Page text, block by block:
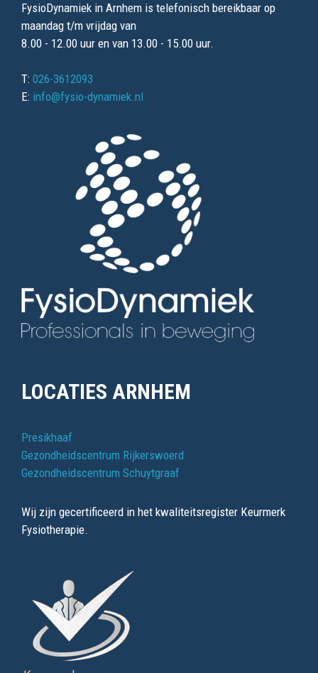
FysioDynamiek in Arnhem is telefonisch bereikbaar op
maandag t/m vrijdag van
8.00 - 12.00 uur en van 13.00 - 15.00 uur.
T: 026-3612093
E: info@fysio-dynamiek.nl
LOCATIES ARNHEM
Presikhaaf
Gezondheidscentrum Rijkerswoerd
Gezondheidscentrum Schuytgraaf
Wij zijn gecertificeerd in het kwaliteitsregister Keurmerk
Fysiotherapie.